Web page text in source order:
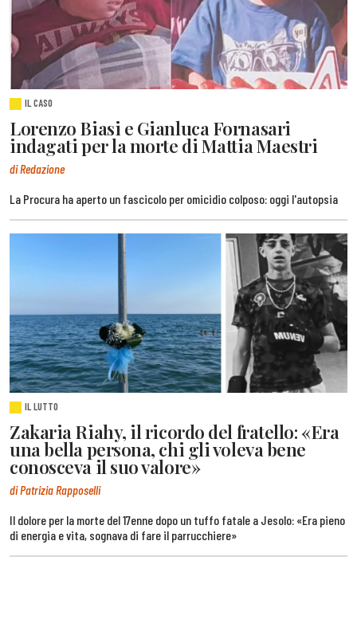
IL CASO
Lorenzo Biasi e Gianluca Fornasari
indagati per la morte di Mattia Maestri
di Redazione
La Procura ha aperto un fascicolo per omicidio colposo: oggi l'autopsia
IL LUTTO
Zakaria Riahy, il ricordo del fratello: «Era
una bella persona, chi gli voleva bene
conosceva il suo valore»
di Patrizia Rapposelli
Il dolore per la morte del 17enne dopo un tuffo fatale a Jesolo: «Era pieno
di energia e vita, sognava di fare il parrucchiere»